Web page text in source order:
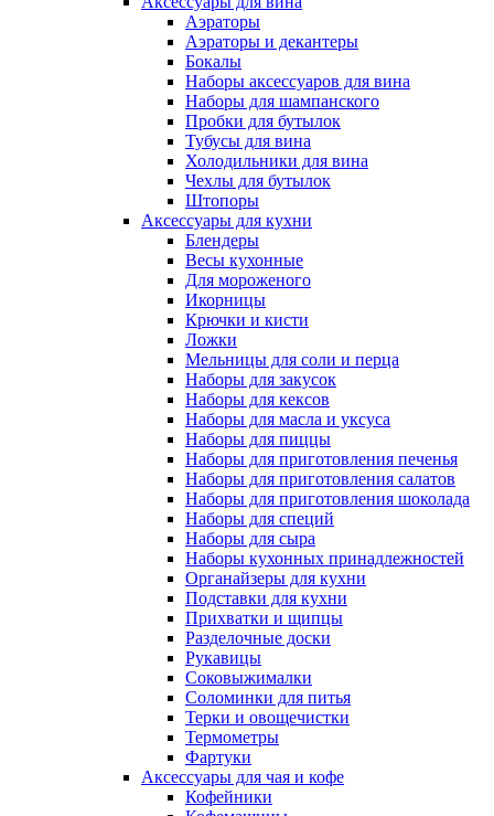
Аэраторы
Аэраторы и декантеры
Бокалы
Наборы аксессуаров для вина
Наборы для шампанского
Пробки для бутылок
Тубусы для вина
Холодильники для вина
Чехлы для бутылок
Штопоры
Аксессуары для кухни
Блендеры
Весы кухонные
Для мороженого
Икорницы
Крючки и кисти
Ложки
Мельницы для соли и перца
Наборы для закусок
Наборы для кексов
Наборы для масла и уксуса
Наборы для пиццы
Наборы для приготовления печенья
Наборы для приготовления салатов
Наборы для приготовления шоколада
Наборы для специй
Наборы для сыра
Наборы кухонных принадлежностей
Органайзеры для кухни
Подставки для кухни
Прихватки и щипцы
Разделочные доски
Рукавицы
Соковыжималки
Соломинки для питья
Терки и овощечистки
Термометры
Фартуки
Аксессуары для чая и кофе
Кофейники